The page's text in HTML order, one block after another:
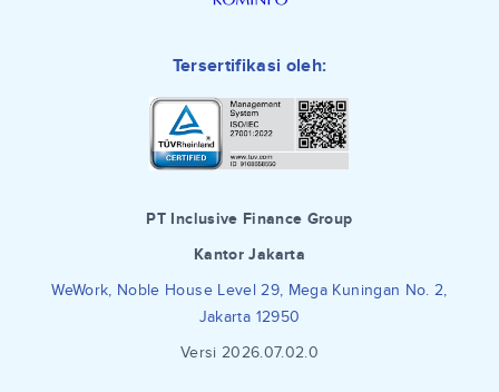
Tersertifikasi oleh:
PT Inclusive Finance Group
Kantor Jakarta
WeWork, Noble House Level 29, Mega Kuningan No. 2,
Jakarta 12950
Versi 2026.07.02.0